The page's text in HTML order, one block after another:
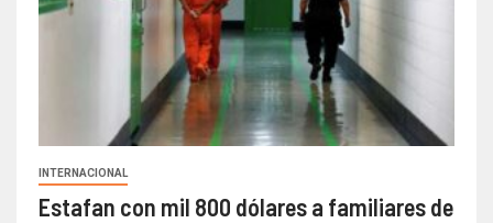
INTERNACIONAL
Estafan con mil 800 dólares a familiares de